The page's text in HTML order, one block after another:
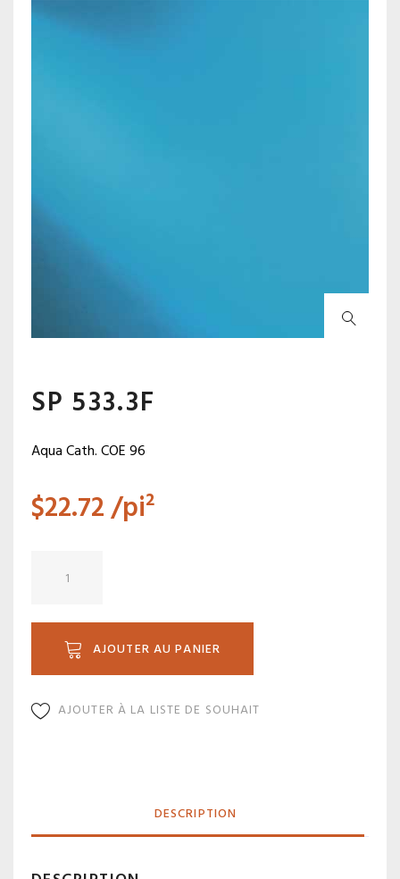
SP 533.3F
Aqua Cath. COE 96
$22.72/pi²
533.3F
AJOUTER AU PANIER
AJOUTER À LA LISTE DE SOUHAIT
DESCRIPTION